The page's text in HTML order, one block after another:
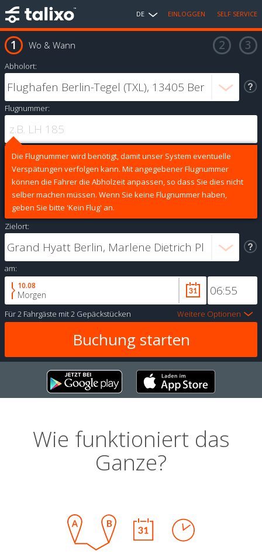
DE EINLOGGEN SELF SERVICE
Wo & Wann
Abholort:
Flugnummer:
Die Flugnummer wird benötigt, damit unser System eventuelle
Verspätungen verfolgen kann. Mit angegebener Flugnummer
können die Fahrer die Abholzeit anpassen, so dass Sie dies nicht
selber machen müssen. Wenn Sie keine Flugnummer haben,
geben Sie bitte 'Kein Flug' an.
Zielort:
am:
10.08
Morgen
Für2 Fahrgäste mit2 Gepäckstücken Weitere Optionen
Wie funktioniert das
Ganze?